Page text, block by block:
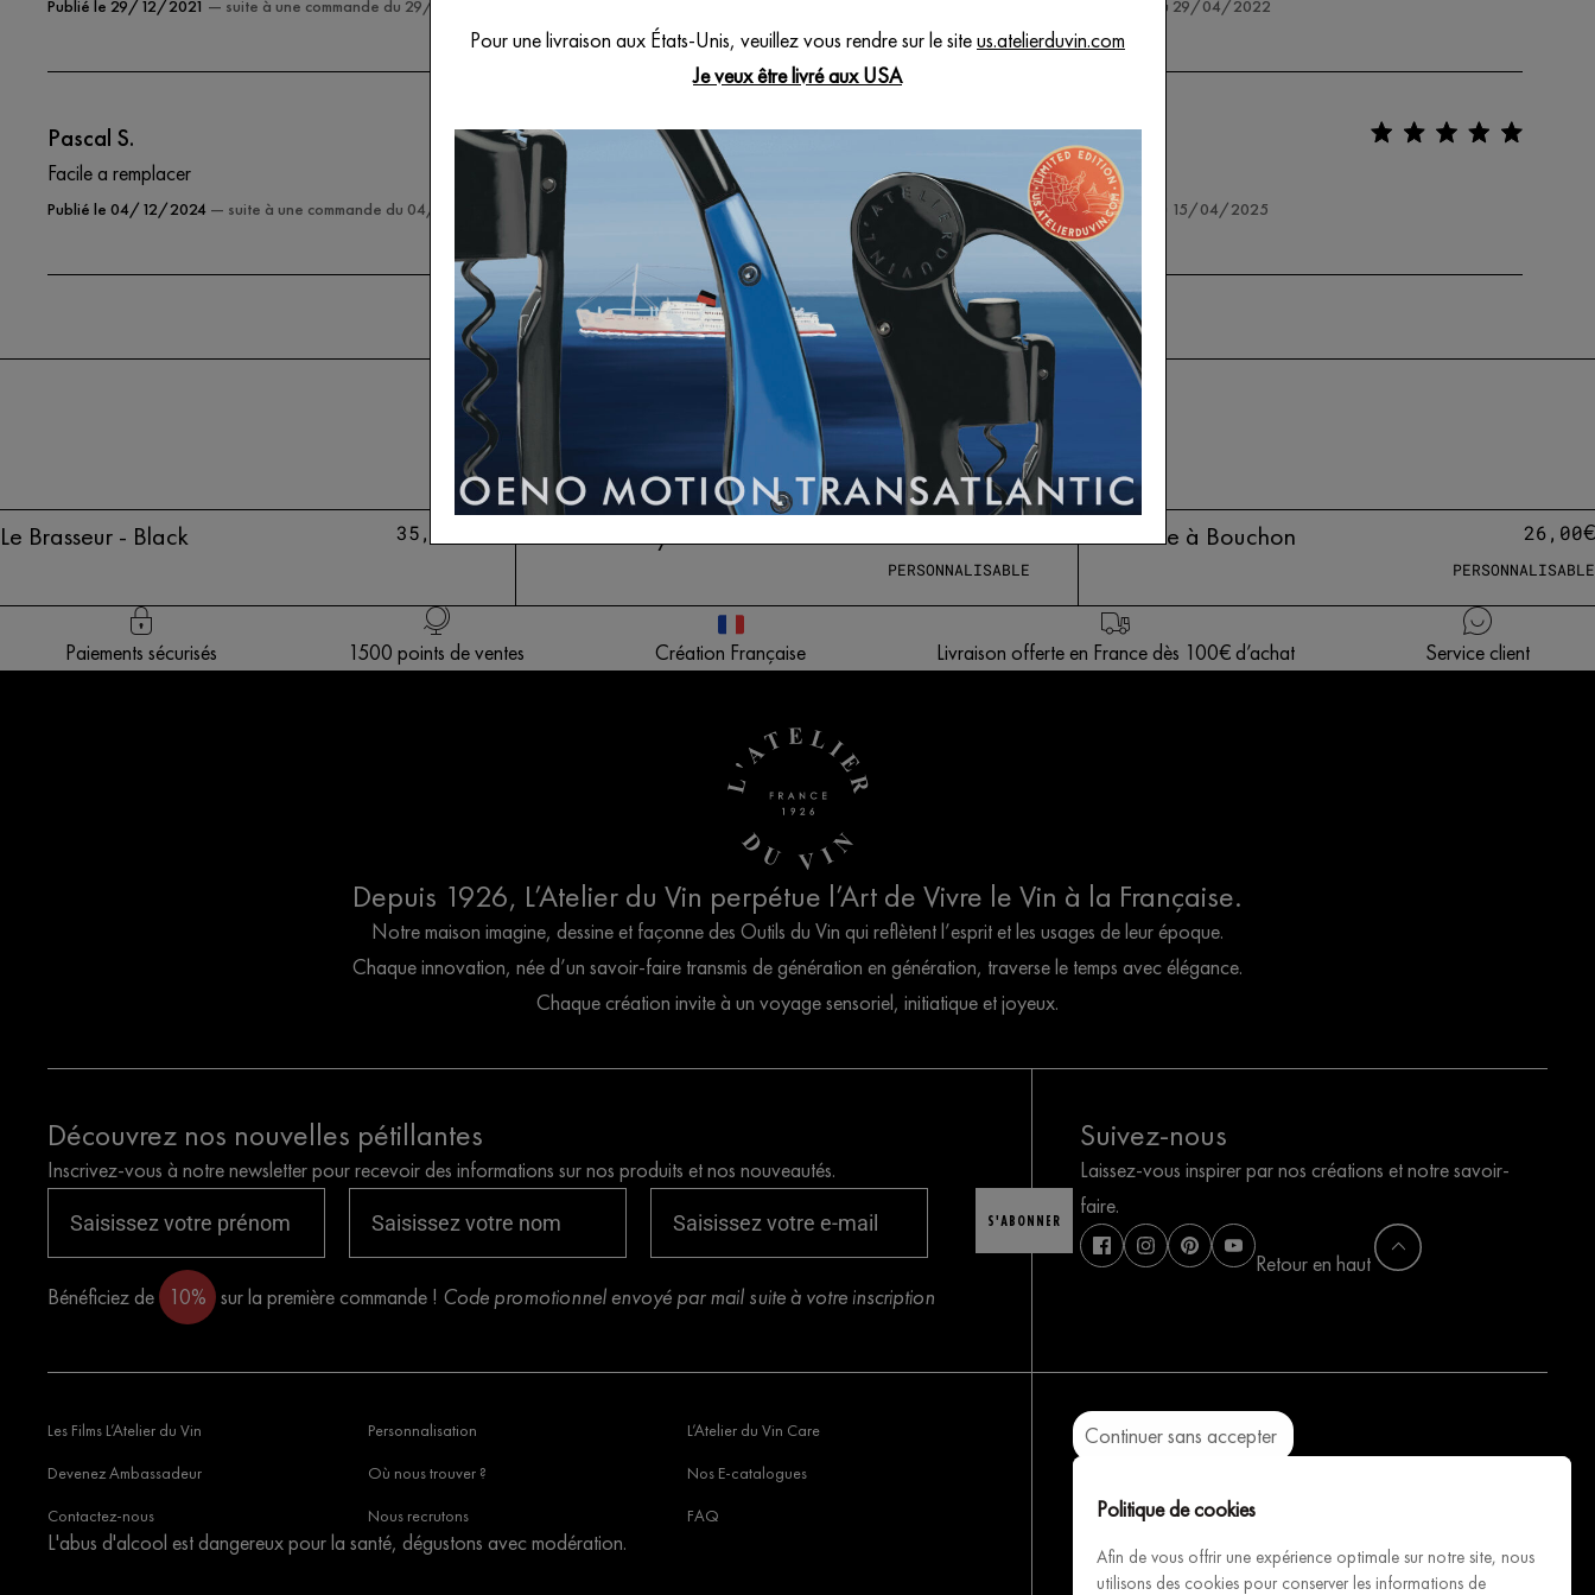
Continuer sans accepter
Politique de cookies
Afin de vous offrir une expérience optimale sur notre site, nous
utilisons des cookies pour conserver les informations de
Axeptio consent
Notre plateforme vous permet d'adapter et de gérer vos
Pour une livraison aux États-Unis, veuillez vous rendre sur le siteus.atelierduvin.com
Je veux être livré aux USA
Publié le 29/12/2021 — suite à une commande du 29/12/2021 Publié le 29/04/2022— suite à une commande du 29/04/2022
Pascal S.
Facile a remplacer
Publié le 04/12/2024 — suite à une commande du 04/12/2024
Philippe L.
Publié le 15/04/2025 — suite à une commande du 15/04/2025
Afficher plus d'avis
Vous aimerez aussi
Le Brasseur - Black 35,00
PERSONNALISABLE
COFFRETS EN BOIS À PARTIR DE
Geometry
PERSONNALISABLE
TIRE-BOUCHONS
Pince à Bouchon 26,00€
Paiements sécurisés 1500 points de ventes Création Française Livraison offerte en France dès 100€ d’achat Service client
Depuis 1926, L’Atelier du Vin perpétue l’Art de Vivre le Vin à la Française.
Notre maison imagine, dessine et façonne des Outils du Vin qui reflètent l’esprit et les usages de leur époque.
Chaque innovation, née d’un savoir-faire transmis de génération en génération, traverse le temps avec élégance.
Chaque création invite à un voyage sensoriel, initiatique et joyeux.
Découvrez nos nouvelles pétillantes
Inscrivez-vous à notre newsletter pour recevoir des informations sur nos produits et nos nouveautés.
S'ABONNER
Bénéficiez de 10% sur la première commande ! Code promotionnel envoyé par mail suite à votre inscription
Suivez-nous
Laissez-vous inspirer par nos créations et notre savoir-
faire.
Retour en haut
Les Films L’Atelier du Vin Personnalisation
L’Atelier du Vin Care
Devenez Ambassadeur
Où nous trouver ?
Nos E-catalogues
Contactez-nous
Nous recrutons FAQ
L'abus d'alcool est dangereux pour la santé, dégustons avec modération.
Architecture Intérieure du Vin, fabricant Français de caves
à vins modulables et personnalisables, vous accompagne